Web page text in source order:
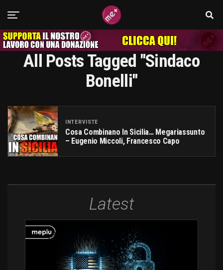
All Posts Tagged "sindaco
Bonelli"
INTERVISTE
Cosa Combinano In Sicilia… Megariassunto
– Eugenio Miccoli, Francesco Capo
Latest